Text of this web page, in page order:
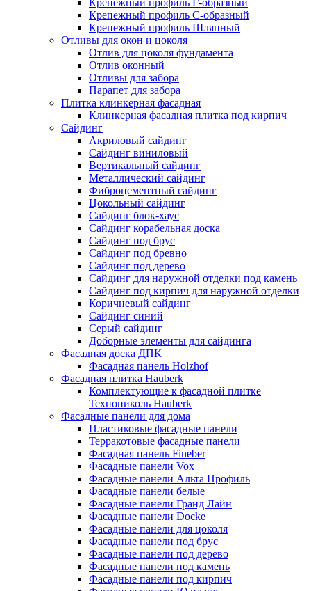
Крепежный профиль Г-образный
Крепежный профиль С-образный
Крепежный профиль Шляпный
Отливы для окон и цоколя
Отлив для цоколя фундамента
Отлив оконный
Отливы для забора
Парапет для забора
Плитка клинкерная фасадная
Клинкерная фасадная плитка под кирпич
Сайдинг
Акриловый сайдинг
Сайдинг виниловый
Вертикальный сайдинг
Металлический сайдинг
Фиброцементный сайдинг
Цокольный сайдинг
Сайдинг блок-хаус
Сайдинг корабельная доска
Сайдинг под брус
Сайдинг под бревно
Сайдинг под дерево
Сайдинг для наружной отделки под камень
Сайдинг под кирпич для наружной отделки
Коричневый сайдинг
Сайдинг синий
Серый сайдинг
Доборные элементы для сайдинга
Фасадная доска ДПК
Фасадная панель Holzhof
Фасадная плитка Hauberk
Комплектующие к фасадной плитке
Технониколь Hauberk
Фасадные панели для дома
Пластиковые фасадные панели
Терракотовые фасадные панели
Фасадная панель Fineber
Фасадные панели Vox
Фасадные панели Альта Профиль
Фасадные панели белые
Фасадные панели Гранд Лайн
Фасадные панели Docke
Фасадные панели для цоколя
Фасадные панели под брус
Фасадные панели под дерево
Фасадные панели под камень
Фасадные панели под кирпич